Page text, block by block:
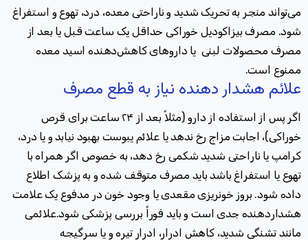
می‌تواند منجر به تحریک شدید و ناراحتی معده، درد، تهوع و استفراغ
شود. مصرف بیزاکودیل خوراکی حداقل یک ساعت قبل یا بعد از
مصرف محصولات لبنی یا داروهای کاهش‌دهنده اسید معده
ممنوع است.
علائم هشدار دهنده نیاز به قطع مصرف
اگر پس از استفاده از دارو (مثلاً بعد از ۲۴ ساعت برای قرص
خوراکی)، اجابت مزاج رخ ندهد یا علائم یبوست بهبود نیابد و یا درد،
کرامپ یا ناراحتی شدید شکمی رخ دهد، به خصوص اگر همراه با
تهوع یا استفراغ باشد باید مصرف متوقف شده و به پزشک اطلاع
داده شود. بروز خونریزی مقعدی یا وجود خون در مدفوع یک علامت
هشداردهنده جدی است و باید فوراً بررسی پزشکی شود.علائمی
مانند تشنگی شدید، کاهش ادرار، ادرار تیره و یا سرگیجه